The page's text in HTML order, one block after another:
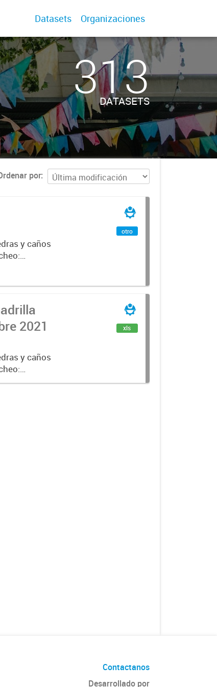
Datasets Organizaciones
313
DATASETS
por
y caños
otro
2021
y caños
xls
Contactanos
Desarrollado por